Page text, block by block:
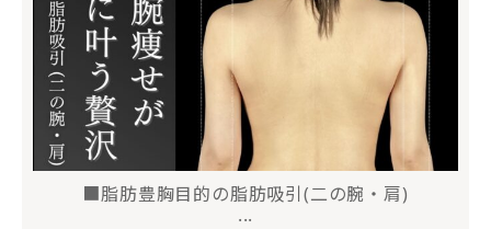
■脂肪豊胸目的の脂肪吸引(二の腕・肩)
...